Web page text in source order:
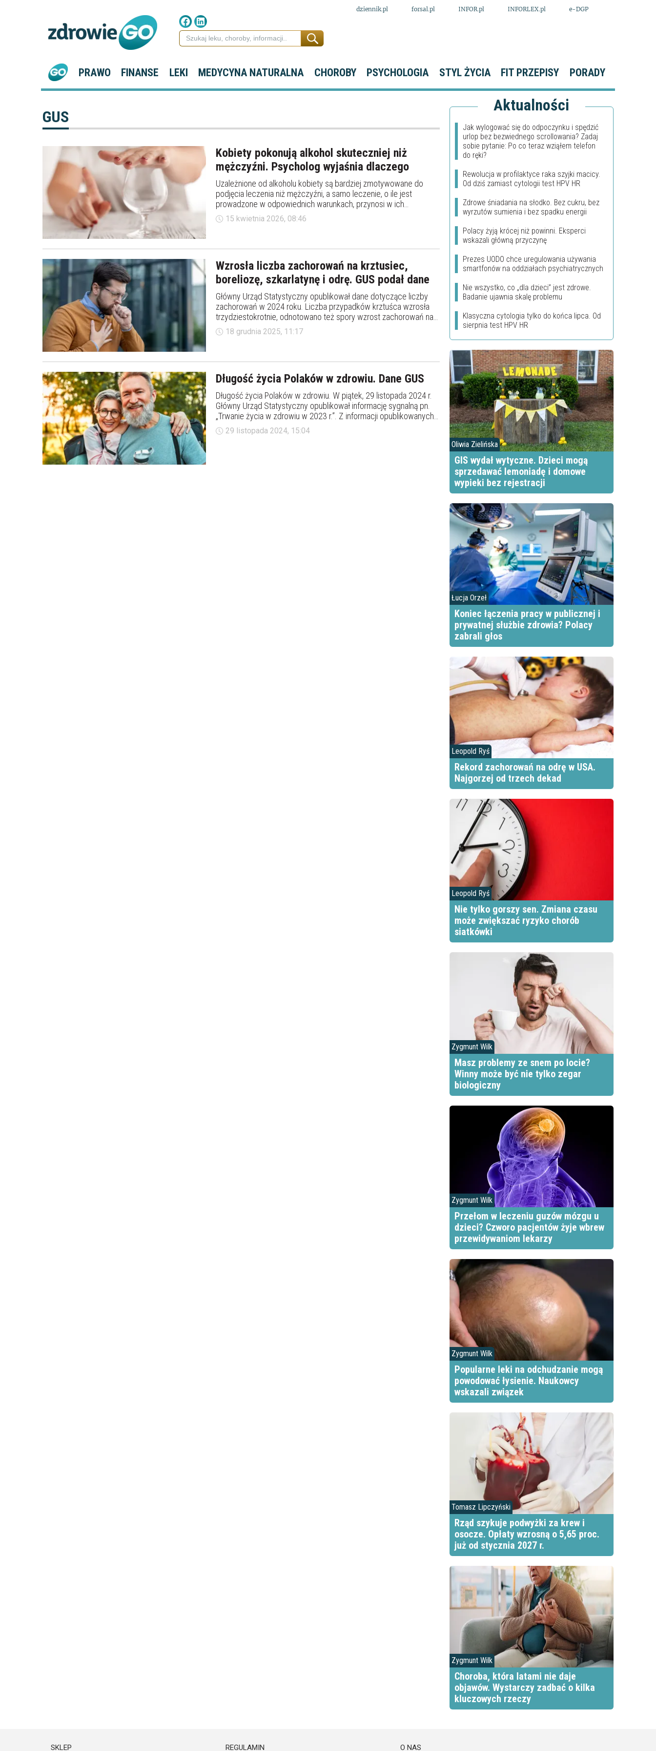
dziennik.pl forsal.pl INFOR.pl INFORLEX.pl e-DGP
PRAWO FINANSE LEKI MEDYCYNA NATURALNA CHOROBY PSYCHOLOGIA STYL ŻYCIA FIT PRZEPISY PORADY
GUS
Kobiety pokonują alkohol skuteczniej niż
mężczyźni. Psycholog wyjaśnia dlaczego
Uzależnione od alkoholu kobiety są bardziej zmotywowane do
podjęcia leczenia niż mężczyźni, a samo leczenie, o ile jest
prowadzone w odpowiednich warunkach, przynosi w ich
przypadku lepsze efekty – ocenił w rozmowie z PAP psycholog,
specjalista psychoterapii uzależnień dr hab. Krzysztof Gąsior.
15 kwietnia 2026, 08:46
Wzrosła liczba zachorowań na krztusiec,
boreliozę, szkarlatynę i odrę. GUS podał dane
Główny Urząd Statystyczny opublikował dane dotyczące liczby
zachorowań w 2024 roku. Liczba przypadków krztuśca wzrosła
trzydziestokrotnie, odnotowano też spory wzrost zachorowań na
boreliozę, szkarlatynę i odrę.
18 grudnia 2025, 11:17
Długość życia Polaków w zdrowiu. Dane GUS
Długość życia Polaków w zdrowiu. W piątek, 29 listopada 2024 r.
Główny Urząd Statystyczny opublikował informację sygnalną pn.
„Trwanie życia w zdrowiu w 2023 r.”. Z informacji opublikowanych
przez GUS wynika, że Polacy coraz większą część życia żyją w
zdrowiu.
29 listopada 2024, 15:04
Aktualności
Jak wylogować się do odpoczynku i spędzić
urlop bez bezwiednego scrollowania? Zadaj
sobie pytanie: Po co teraz wziąłem telefon
do ręki?
Rewolucja w profilaktyce raka szyjki macicy.
Od dziś zamiast cytologii test HPV HR
Zdrowe śniadania na słodko. Bez cukru, bez
wyrzutów sumienia i bez spadku energii
Polacy żyją krócej niż powinni. Eksperci
wskazali główną przyczynę
Prezes UODO chce uregulowania używania
smartfonów na oddziałach psychiatrycznych
Nie wszystko, co „dla dzieci” jest zdrowe.
Badanie ujawnia skalę problemu
Klasyczna cytologia tylko do końca lipca. Od
sierpnia test HPV HR
Oliwia Zielińska
GIS wydał wytyczne. Dzieci mogą
sprzedawać lemoniadę i domowe
wypieki bez rejestracji
Łucja Orzeł
Koniec łączenia pracy w publicznej i
prywatnej służbie zdrowia? Polacy
zabrali głos
Leopold Ryś
Rekord zachorowań na odrę w USA.
Najgorzej od trzech dekad
Leopold Ryś
Nie tylko gorszy sen. Zmiana czasu
może zwiększać ryzyko chorób
siatkówki
Zygmunt Wilk
Masz problemy ze snem po locie?
Winny może być nie tylko zegar
biologiczny
Zygmunt Wilk
Przełom w leczeniu guzów mózgu u
dzieci? Czworo pacjentów żyje wbrew
przewidywaniom lekarzy
Zygmunt Wilk
Popularne leki na odchudzanie mogą
powodować łysienie. Naukowcy
wskazali związek
Tomasz Lipczyński
Rząd szykuje podwyżki za krew i
osocze. Opłaty wzrosną o 5,65 proc.
już od stycznia 2027 r.
Zygmunt Wilk
Choroba, która latami nie daje
objawów. Wystarczy zadbać o kilka
kluczowych rzeczy
SKLEP REGULAMIN O NAS